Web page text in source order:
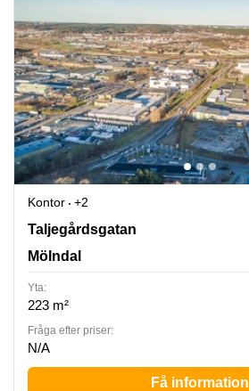
Kontor
+2
Taljegårdsgatan 11, Mölndal
Taljegårdsgatan
Mölndal
Yta:
223 m²
Fråga efter priser:
N/A
Få information